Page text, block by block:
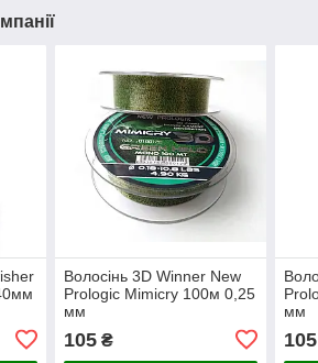
Волосінь 3D Winner New
Prologic Mimicry 100м 0,25
мм
105₴
мм
105